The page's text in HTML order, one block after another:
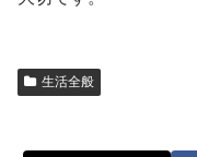
生活全般